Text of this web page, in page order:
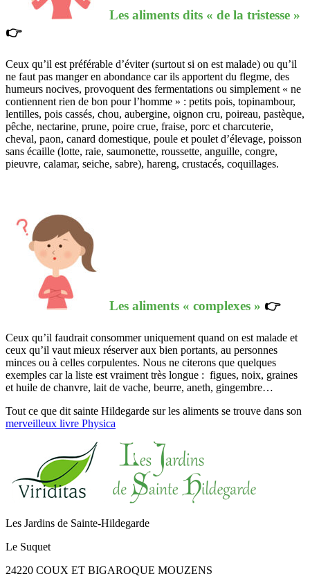
Les aliments dits « de la tristesse »
👉
Ceux qu’il est préférable d’éviter (surtout si on est malade) ou qu’il
ne faut pas manger en abondance car ils apportent du flegme, des
humeurs nocives, provoquent des fermentations ou simplement « ne
contiennent rien de bon pour l’homme » : petits pois, topinambour,
lentilles, pois cassés, chou, aubergine, oignon cru, poireau, pastèque,
pêche, nectarine, prune, poire crue, fraise, porc et charcuterie,
cheval, paon, canard domestique, poule et poulet d’élevage, poisson
sans écaille (lotte, raie, saumonette, roussette, anguille, congre,
pieuvre, calamar, seiche, sabre), hareng, crustacés, coquillages.
Les aliments « complexes » 👉
Ceux qu’il faudrait consommer uniquement quand on est malade et
ceux qu’il vaut mieux réserver aux bien portants, au personnes
minces ou à celles corpulentes. Nous ne citerons que quelques
exemples car la liste est vraiment très longue : figues, noix, graines
et huile de chanvre, lait de vache, beurre, aneth, gingembre…
Tout ce que dit sainte Hildegarde sur les aliments se trouve dans son
merveilleux livre Physica
Les Jardins de Sainte-Hildegarde
Le Suquet
24220 COUX ET BIGAROQUE MOUZENS